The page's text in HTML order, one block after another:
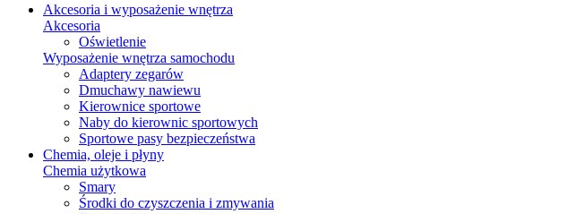
Akcesoria i wyposażenie wnętrza
Akcesoria
Oświetlenie
Wyposażenie wnętrza samochodu
Adaptery zegarów
Dmuchawy nawiewu
Kierownice sportowe
Naby do kierownic sportowych
Sportowe pasy bezpieczeństwa
Chemia, oleje i płyny
Chemia użytkowa
Smary
Środki do czyszczenia i zmywania